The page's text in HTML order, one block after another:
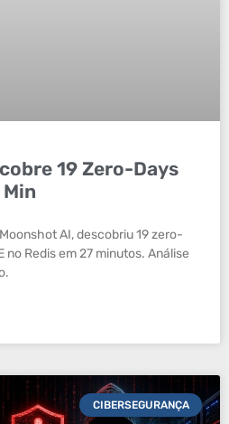
19 Zero-Days
AI, descobriu 19 zero-
no Redis em 27 minutos. Análise
CIBERSEGURANÇA